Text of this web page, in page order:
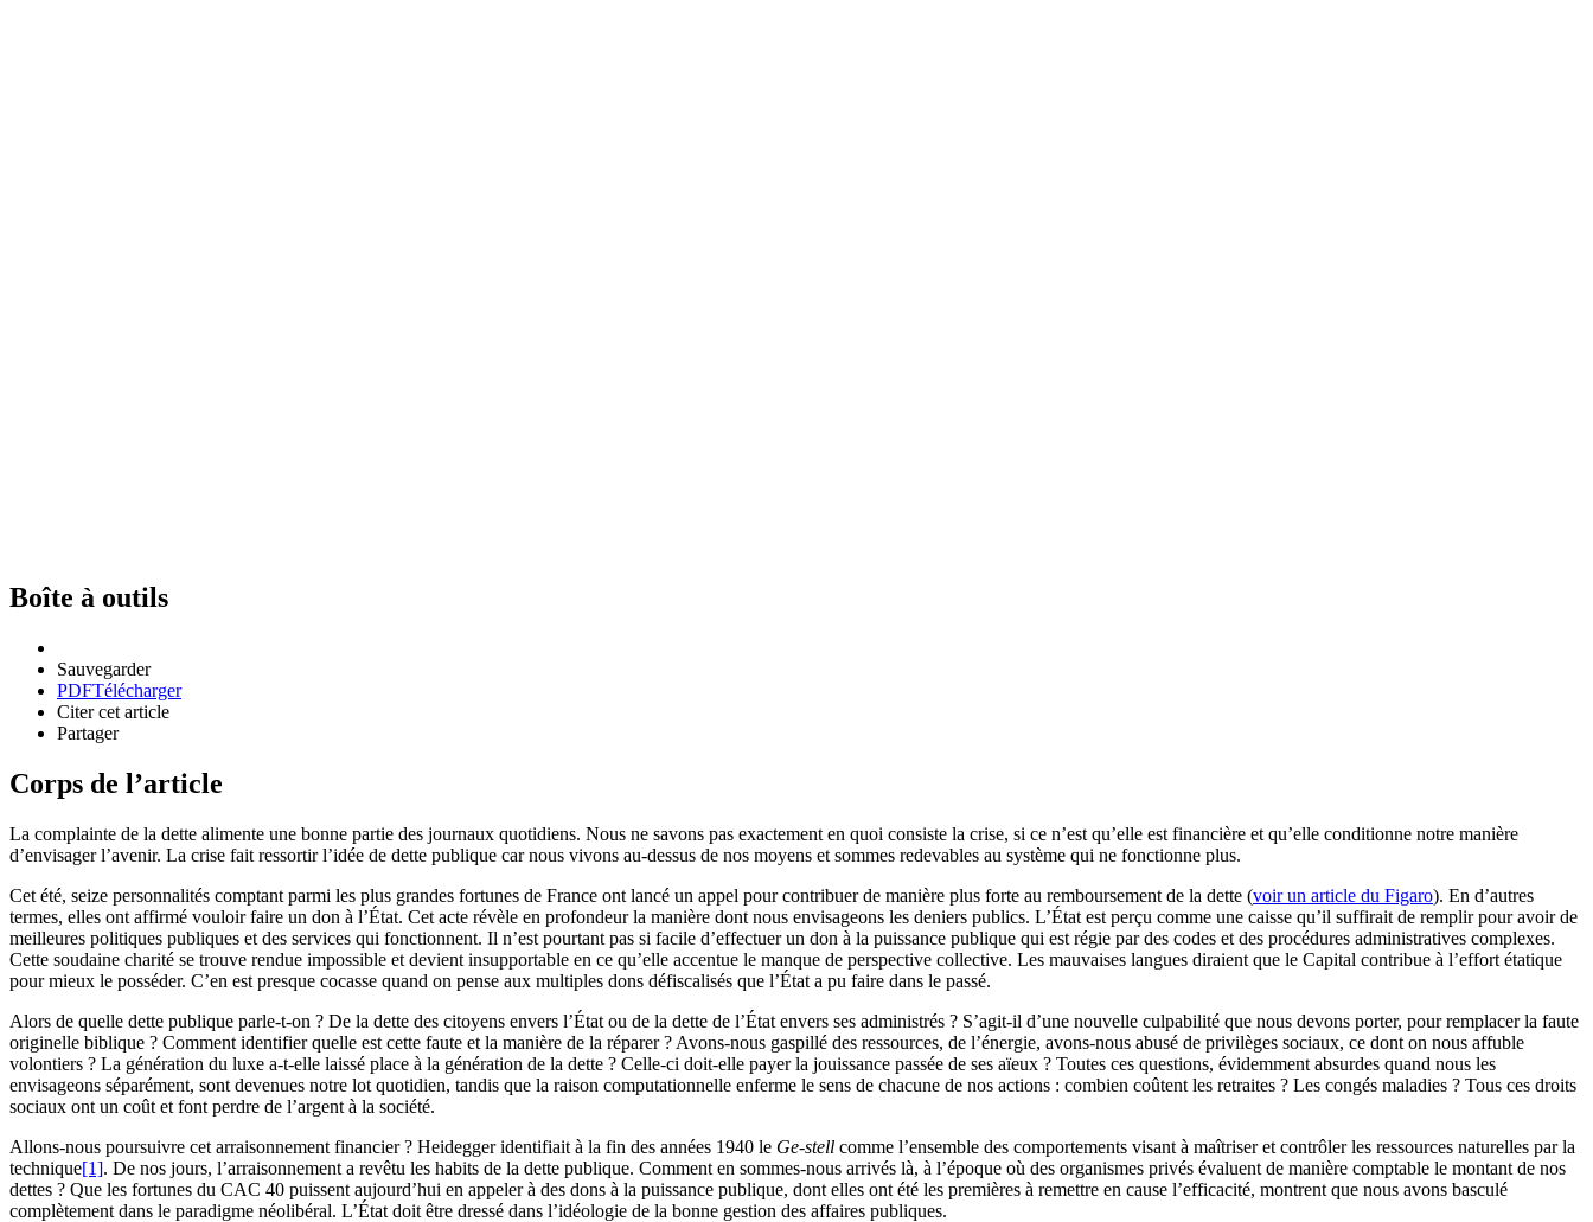
Boîte à outils
Sauvegarder
PDFTélécharger
Citer cet article
Partager
Corps de l’article
La complainte de la dette alimente une bonne partie des journaux quotidiens. Nous ne savons pas exactement en quoi consiste la crise, si ce n’est qu’elle est financière et qu’elle conditionne notre manière
d’envisager l’avenir. La crise fait ressortir l’idée de dette publique car nous vivons au-dessus de nos moyens et sommes redevables au système qui ne fonctionne plus.
Cet été, seize personnalités comptant parmi les plus grandes fortunes de France ont lancé un appel pour contribuer de manière plus forte au remboursement de la dette (voir un article du Figaro). En d’autres
termes, elles ont affirmé vouloir faire un don à l’État. Cet acte révèle en profondeur la manière dont nous envisageons les deniers publics. L’État est perçu comme une caisse qu’il suffirait de remplir pour avoir de
meilleures politiques publiques et des services qui fonctionnent. Il n’est pourtant pas si facile d’effectuer un don à la puissance publique qui est régie par des codes et des procédures administratives complexes.
Cette soudaine charité se trouve rendue impossible et devient insupportable en ce qu’elle accentue le manque de perspective collective. Les mauvaises langues diraient que le Capital contribue à l’effort étatique
pour mieux le posséder. C’en est presque cocasse quand on pense aux multiples dons défiscalisés que l’État a pu faire dans le passé.
Alors de quelle dette publique parle-t-on ? De la dette des citoyens envers l’État ou de la dette de l’État envers ses administrés ? S’agit-il d’une nouvelle culpabilité que nous devons porter, pour remplacer la faute
originelle biblique ? Comment identifier quelle est cette faute et la manière de la réparer ? Avons-nous gaspillé des ressources, de l’énergie, avons-nous abusé de privilèges sociaux, ce dont on nous affuble
volontiers ? La génération du luxe a-t-elle laissé place à la génération de la dette ? Celle-ci doit-elle payer la jouissance passée de ses aïeux ? Toutes ces questions, évidemment absurdes quand nous les
envisageons séparément, sont devenues notre lot quotidien, tandis que la raison computationnelle enferme le sens de chacune de nos actions : combien coûtent les retraites ? Les congés maladies ? Tous ces droits
sociaux ont un coût et font perdre de l’argent à la société.
Allons-nous poursuivre cet arraisonnement financier ? Heidegger identifiait à la fin des années 1940 le Ge-stell comme l’ensemble des comportements visant à maîtriser et contrôler les ressources naturelles par la
technique[1]. De nos jours, l’arraisonnement a revêtu les habits de la dette publique. Comment en sommes-nous arrivés là, à l’époque où des organismes privés évaluent de manière comptable le montant de nos
dettes ? Que les fortunes du CAC 40 puissent aujourd’hui en appeler à des dons à la puissance publique, dont elles ont été les premières à remettre en cause l’efficacité, montrent que nous avons basculé
complètement dans le paradigme néolibéral. L’État doit être dressé dans l’idéologie de la bonne gestion des affaires publiques.